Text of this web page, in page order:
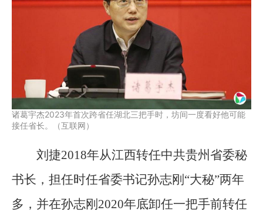
诸葛宇杰2023年首次跨省任湖北三把手时，坊间一度看好他可能
接任省长。（互联网）
刘捷2018年从江西转任中共贵州省委秘
书长，担任时任省委书记孙志刚“大秘”两年
多，并在孙志刚2020年底卸任一把手前转任